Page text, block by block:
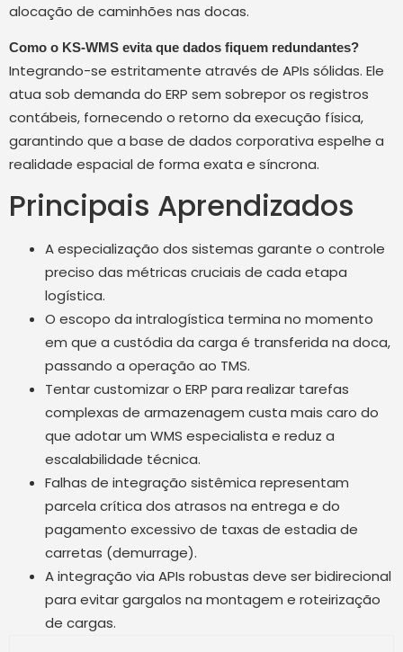
alocação de caminhões nas docas.
Como o KS-WMS evita que dados fiquem redundantes?
Integrando-se estritamente através de APIs sólidas. Ele
atua sob demanda do ERP sem sobrepor os registros
contábeis, fornecendo o retorno da execução física,
garantindo que a base de dados corporativa espelhe a
realidade espacial de forma exata e síncrona.
Principais Aprendizados
A especialização dos sistemas garante o controle
preciso das métricas cruciais de cada etapa
logística.
O escopo da intralogística termina no momento
em que a custódia da carga é transferida na doca,
passando a operação ao TMS.
Tentar customizar o ERP para realizar tarefas
complexas de armazenagem custa mais caro do
que adotar um WMS especialista e reduz a
escalabilidade técnica.
Falhas de integração sistêmica representam
parcela crítica dos atrasos na entrega e do
pagamento excessivo de taxas de estadia de
carretas (demurrage).
A integração via APIs robustas deve ser bidirecional
para evitar gargalos na montagem e roteirização
de cargas.